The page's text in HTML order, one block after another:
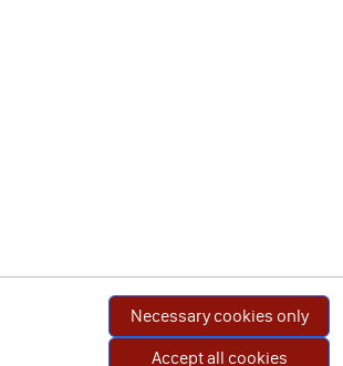
Necessary cookies only
Accept all cookies